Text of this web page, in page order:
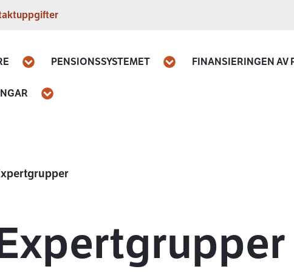
ÖppnaPENSIONSSYSTEMET ÖppnaFINANSIERINGEN AV
Öppna